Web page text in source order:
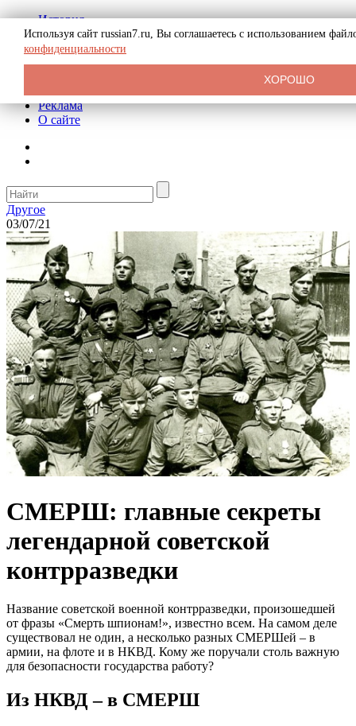
История
Биография
Криминал
СССР
Реклама
О сайте
Другое
03/07/21
СМЕРШ: главные секреты
легендарной советской
контрразведки
Название советской военной контрразведки, произошедшей
от фразы «Смерть шпионам!», известно всем. На самом деле
существовал не один, а несколько разных СМЕРШей – в
армии, на флоте и в НКВД. Кому же поручали столь важную
для безопасности государства работу?
Из НКВД – в СМЕРШ
Используя сайт russian7.ru, Вы соглашаетесь с использованием
конфиденциальности
ХОРОШО